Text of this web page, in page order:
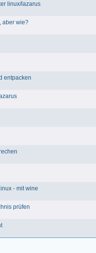
linux/lazarus
aber wie?
entpacken
- mit wine
prüfen